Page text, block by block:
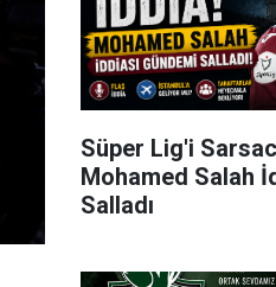
Süper Lig'i
Mohamed Salah
Salladı